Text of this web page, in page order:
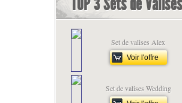
Set de valises Alex
Voir l'offre
Set de valises Wedding